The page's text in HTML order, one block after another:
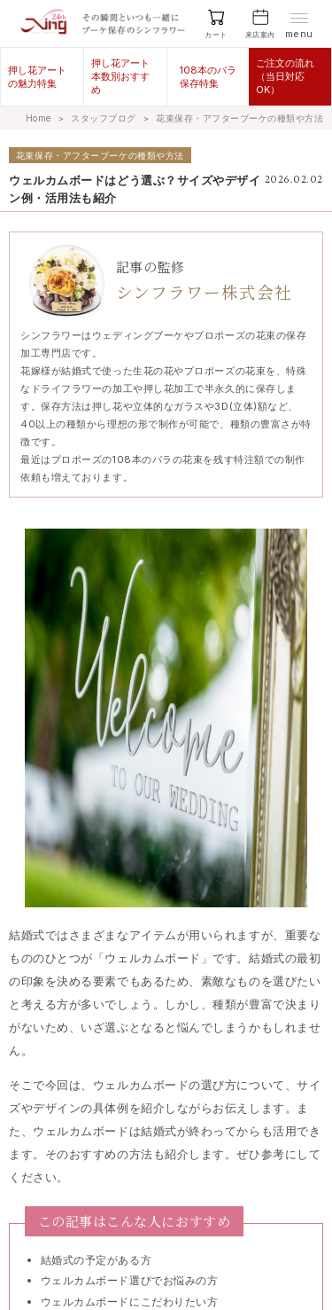
カート 来店案内 menu
押し花アート
の魅力特集
押し花アート
本数別おすす
め
108本のバラ
保存特集
ご注文の流れ
（当日対応
OK）
Home ＞ スタッフブログ ＞ 花束保存・アフターブーケの種類や方法
花束保存・アフターブーケの種類や方法
2026.02.02
ウェルカムボードはどう選ぶ？サイズやデザイ
ン例・活用法も紹介
記事の監修
シンフラワー株式会社
シンフラワーはウェディングブーケやプロポーズの花束の保存
加工専門店です。
花嫁様が結婚式で使った生花の花やプロポーズの花束を、特殊
なドライフラワーの加工や押し花加工で半永久的に保存しま
す。保存方法は押し花や立体的なガラスや3D(立体)額など、
40以上の種類から理想の形で制作が可能で、種類の豊富さが特
徴です。
最近はプロポーズの108本のバラの花束を残す特注額での制作
依頼も増えております。
結婚式ではさまざまなアイテムが用いられますが、重要な
もののひとつが「ウェルカムボード」です。結婚式の最初
の印象を決める要素でもあるため、素敵なものを選びたい
と考える方が多いでしょう。しかし、種類が豊富で決まり
がないため、いざ選ぶとなると悩んでしまうかもしれませ
ん。
そこで今回は、ウェルカムボードの選び方について、サイ
ズやデザインの具体例を紹介しながらお伝えします。ま
た、ウェルカムボードは結婚式が終わってからも活用でき
ます。そのおすすめの方法も紹介します。ぜひ参考にして
ください。
この記事はこんな人におすすめ
結婚式の予定がある方
ウェルカムボード選びでお悩みの方
ウェルカムボードにこだわりたい方